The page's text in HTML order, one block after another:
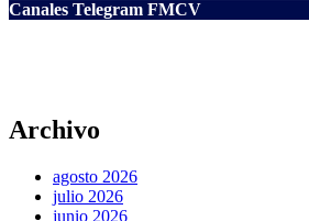
Canales Telegram FMCV
Archivo
agosto 2026
julio 2026
junio 2026